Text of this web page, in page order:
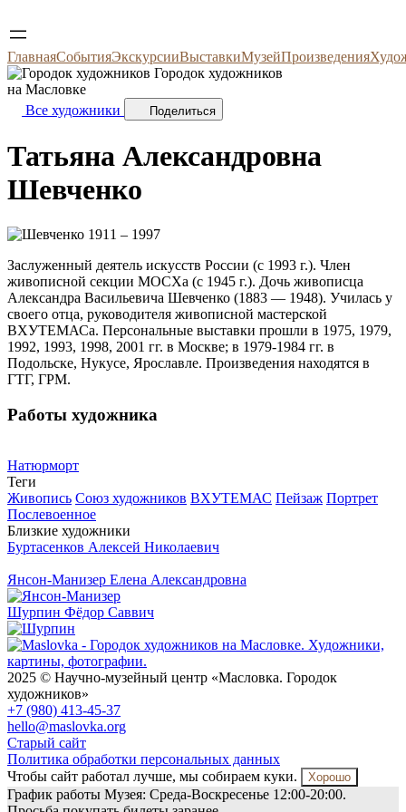
ГлавнаяСобытияЭкскурсииВыставкиМузейПроизведения
Городок художников
на Масловке
Все художники
Поделиться
Татьяна Александровна
Шевченко
1911 – 1997
Заслуженный деятель искусств России (с 1993 г.). Член
живописной секции МОСХа (с 1945 г.). Дочь живописца
Александра Васильевича Шевченко (1883 — 1948). Училась у
своего отца, руководителя живописной мастерской
ВХУТЕМАСа. Персональные выставки прошли в 1975, 1979,
1992, 1993, 1998, 2001 гг. в Москве; в 1979-1984 гг. в
Подольске, Нукусе, Ярославле. Произведения находятся в
ГТГ, ГРМ.
Работы художника
Натюрморт
Теги
Живопись Союз художников ВХУТЕМАС Пейзаж Портрет
Послевоенное
Близкие художники
Буртасенков Алексей Николаевич
Янсон-Манизер Елена Александровна
Шурпин Фёдор Саввич
2025 © Научно-музейный центр «Масловка. Городок
художников»
+7 (980) 413-45-37
hello@maslovka.org
Старый сайт
Политика обработки персональных данных
Чтобы сайт работал лучше, мы собираем куки.
Хорошо
График работы Музея: Среда-Воскресенье 12:00-20:00.